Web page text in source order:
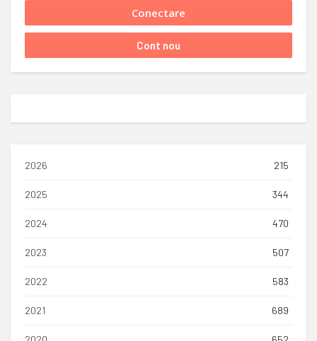
2026 215
2025 344
2024 470
2023 507
2022 583
2021 689